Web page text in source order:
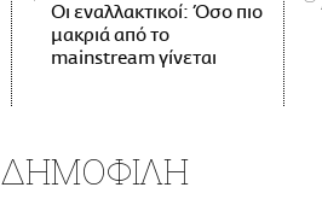
Οι εναλλακτικοί: Όσο πιο
μακριά από το
mainstream γίνεται
ΔΗΜΟΦΙΛΗ